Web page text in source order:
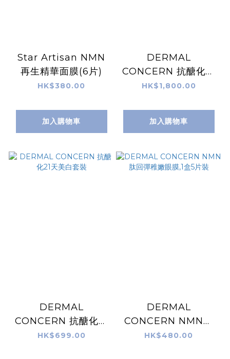
Star Artisan NMN
再生精華面膜(6片)
HK$380.00
加入購物車
DERMAL
CONCERN 抗醣化白
白肌專業療程,10set
HK$1,800.00
加入購物車
DERMAL
CONCERN 抗醣化21
天美白套裝
HK$699.00
DERMAL
CONCERN NMN肽
回彈稚嫩眼膜,1盒5片
HK$480.00